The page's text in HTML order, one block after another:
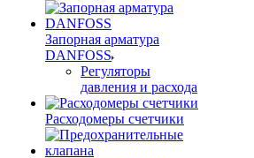
Запорная арматура
DANFOSS
Регуляторы
давления и расхода
Расходомеры счетчики